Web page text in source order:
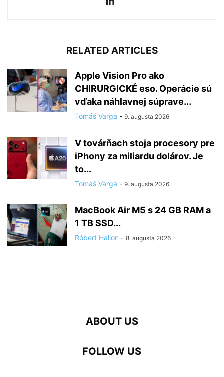
RELATED ARTICLES
Apple Vision Pro ako
CHIRURGICKÉ eso. Operácie sú
vďaka náhlavnej súprave...
Tomáš Varga - 9. augusta 2026
V továrňach stoja procesory pre
iPhony za miliardu dolárov. Je
to...
Tomáš Varga - 9. augusta 2026
MacBook Air M5 s 24 GB RAM a
1 TB SSD...
Róbert Hallon - 8. augusta 2026
ABOUT US
FOLLOW US